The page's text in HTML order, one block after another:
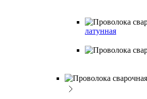
латунная